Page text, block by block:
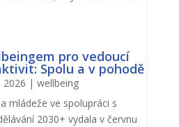
pro vedoucí
Spolu a v pohodě
2026 | wellbeing
mládeže ve spolupráci s
2030+ vydala v červnu